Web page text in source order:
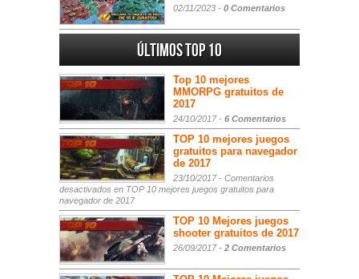
02/11/2023 - 0 Comentarios
Últimos Top 10
Top 10 mejores
MMORPG gratuitos de
2017
24/10/2017 - 6 Comentarios
TOP 10 mejores juegos
gratuitos para navegador
de 2017
23/10/2017 - Comentarios
desactivados en TOP 10 mejores juegos gratuitos para
navegador de 2017
TOP 10 Mejores juegos
shooter gratuitos de 2017
26/09/2017 - 2 Comentarios